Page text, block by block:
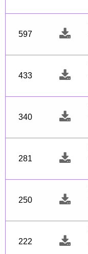
597
433
340
281
250
222